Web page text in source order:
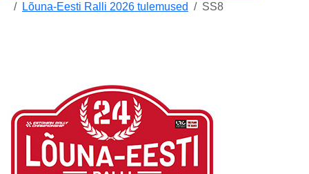
Lõuna-Eesti Ralli 2026 tulemused
SS8